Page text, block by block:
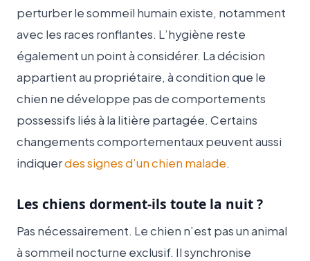
perturber le sommeil humain existe, notamment
avec les races ronflantes. L’hygiène reste
également un point à considérer. La décision
appartient au propriétaire, à condition que le
chien ne développe pas de comportements
possessifs liés à la litière partagée. Certains
changements comportementaux peuvent aussi
indiquerdes signes d’un chien malade.
Les chiens dorment-ils toute la nuit ?
Pas nécessairement. Le chien n’est pas un animal
à sommeil nocturne exclusif. Il synchronise